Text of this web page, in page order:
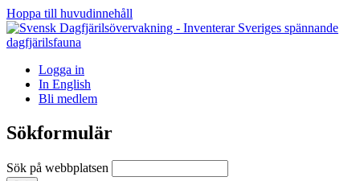
Hoppa till huvudinnehåll
Logga in
In English
Bli medlem
Sökformulär
Sök på webbplatsen